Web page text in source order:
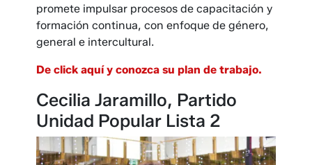
promete impulsar procesos de capacitación y
formación continua, con enfoque de género,
general e intercultural.
De click aquí y conozca su plan de trabajo.
Cecilia Jaramillo, Partido
Unidad Popular Lista 2